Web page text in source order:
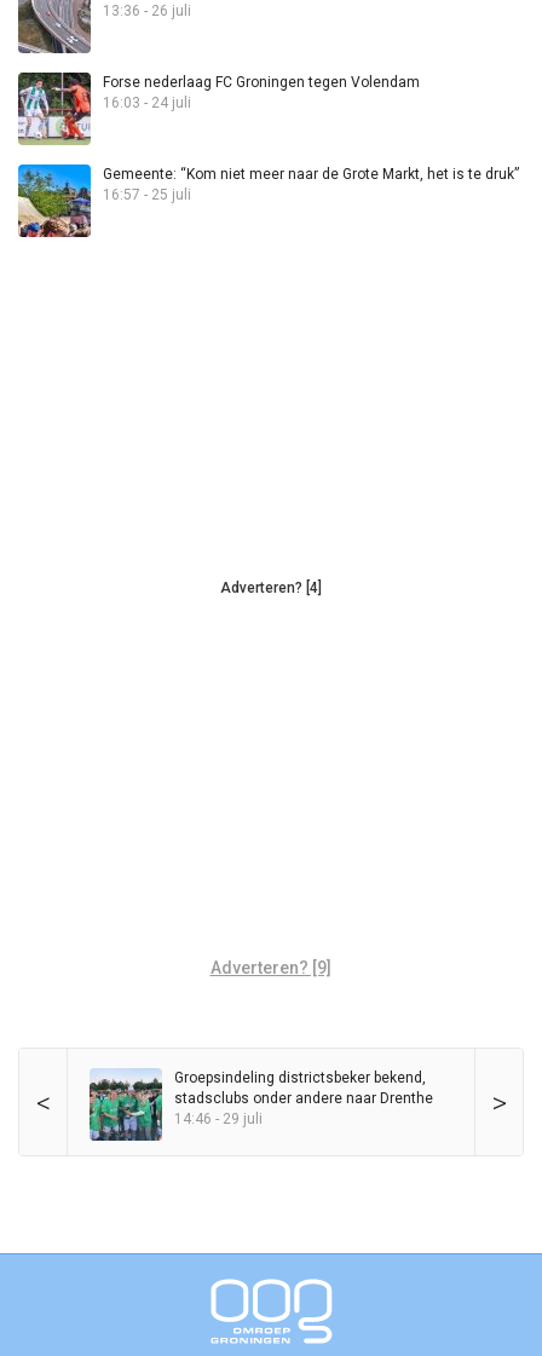
13:36 - 26 juli
Forse nederlaag FC Groningen tegen Volendam
16:03 - 24 juli
Gemeente: “Kom niet meer naar de Grote Markt, het is te druk”
16:57 - 25 juli
Adverteren? [4]
Adverteren? [9]
< >
Groepsindeling districtsbeker bekend,
stadsclubs onder andere naar Drenthe
14:46 - 29 juli